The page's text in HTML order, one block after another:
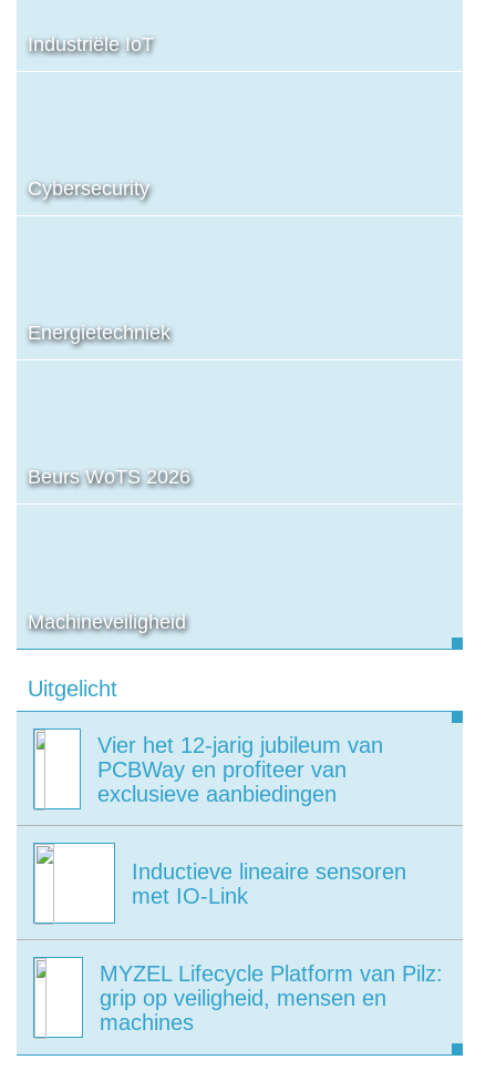
Industriële IoT
Cybersecurity
Energietechniek
Beurs WoTS 2026
Machineveiligheid
Uitgelicht
Vier het 12-jarig jubileum van
PCBWay en profiteer van
exclusieve aanbiedingen
Inductieve lineaire sensoren
met IO-Link
MYZEL Lifecycle Platform van Pilz:
grip op veiligheid, mensen en
machines